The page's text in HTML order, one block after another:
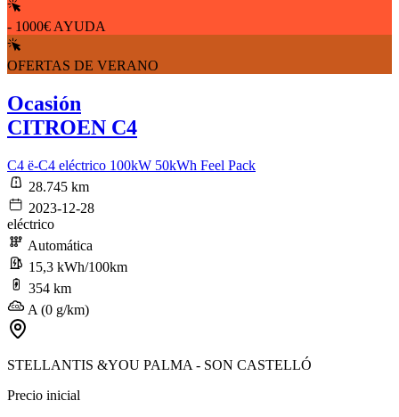
- 1000€ AYUDA
OFERTAS DE VERANO
Ocasión
CITROEN C4
C4 ë-C4 eléctrico 100kW 50kWh Feel Pack
28.745 km
2023-12-28
eléctrico
Automática
15,3 kWh/100km
354 km
A (0 g/km)
STELLANTIS &YOU PALMA - SON CASTELLÓ
Precio inicial